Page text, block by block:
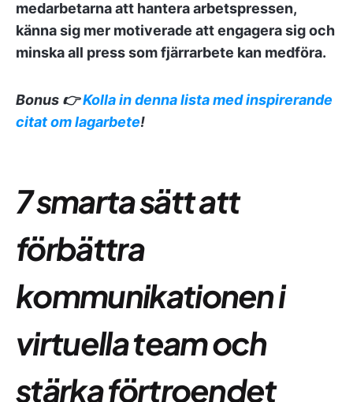
medarbetarna att hantera arbetspressen,
känna sig mer motiverade att engagera sig och
minska all press som fjärrarbete kan medföra.
Bonus 👉Kolla in denna lista med inspirerande
citat om lagarbete!
7 smarta sätt att
förbättra
kommunikationen i
virtuella team och
stärka förtroendet